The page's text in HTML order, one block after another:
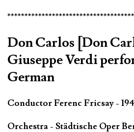
Don Carlos [Don
Giuseppe Verdi
German
Conductor Ferenc Fricsay -
Orchestra - Städtische Oper